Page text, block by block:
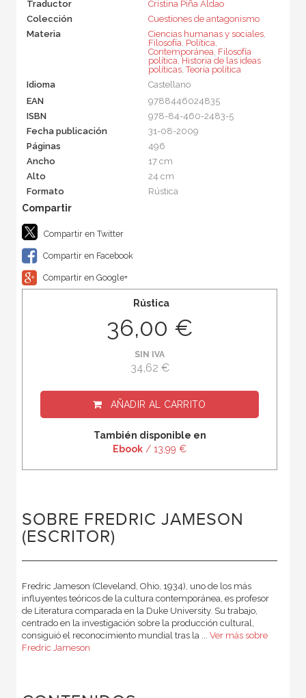
Traductor
Cristina Piña Aldao
Colección
Cuestiones de antagonismo
Materia
Ciencias humanas y sociales,
Filosofía, Política,
Contemporánea, Filosofía
política, Historia de las ideas
políticas,Teoría política
Idioma
Castellano
EAN
9788446024835
ISBN
978-84-460-2483-5
Fecha publicación
31-08-2009
Páginas
496
Ancho
17 cm
Alto
24 cm
Formato
Rústica
Compartir en Twitter
Compartir en Facebook
Compartir en Google+
Rústica
36,00 €
SIN IVA
34,62 €
AÑADIR AL CARRITO
También disponible en
Ebook / 13,99 €
SOBRE FREDRIC JAMESON
(ESCRITOR)
Fredric Jameson (Cleveland, Ohio, 1934), uno de los más
influyentes teóricos de la cultura contemporánea, es profesor
de Literatura comparada en la Duke University. Su trabajo,
centrado en la investigación sobre la producción cultural,
consiguió el reconocimiento mundial tras la ... Ver más sobre
Fredric Jameson